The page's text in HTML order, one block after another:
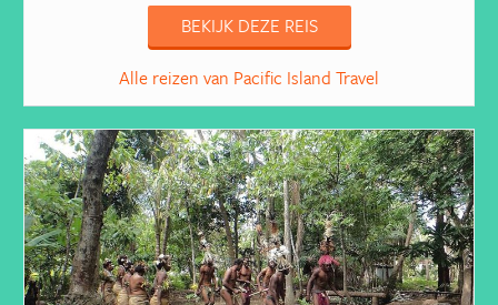
BEKIJK DEZE REIS
Alle reizen van Pacific Island Travel